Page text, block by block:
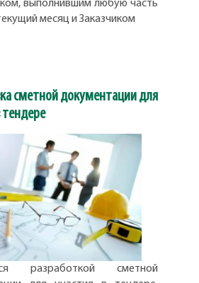
выполнившим любую часть
месяц и Заказчиком
сметной документации для
тендере
разработкой сметной